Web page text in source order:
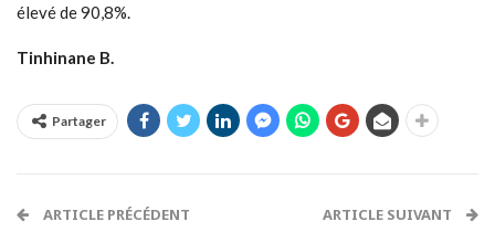
élevé de 90,8%.
Tinhinane B.
Partager
ARTICLE PRÉCÉDENT ARTICLE SUIVANT